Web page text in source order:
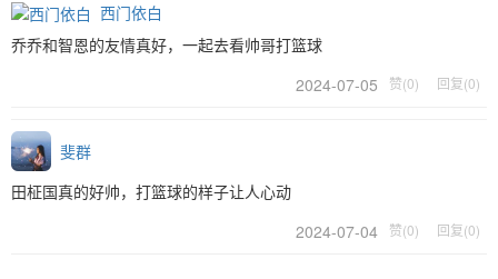
西门依白
乔乔和智恩的友情真好，一起去看帅哥打篮球
2024-07-05
赞(0) 回复(0)
斐群
田柾国真的好帅，打篮球的样子让人心动
2024-07-04
赞(0) 回复(0)